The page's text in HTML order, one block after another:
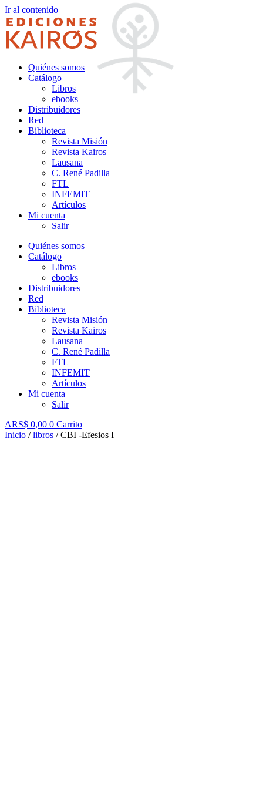
Ir al contenido
Quiénes somos
Catálogo
Libros
ebooks
Distribuidores
Red
Biblioteca
Revista Misión
Revista Kairos
Lausana
C. René Padilla
FTL
INFEMIT
Artículos
Mi cuenta
Salir
Quiénes somos
Catálogo
Libros
ebooks
Distribuidores
Red
Biblioteca
Revista Misión
Revista Kairos
Lausana
C. René Padilla
FTL
INFEMIT
Artículos
Mi cuenta
Salir
ARS$ 0,00 0 Carrito
Inicio /libros / CBI -Efesios I